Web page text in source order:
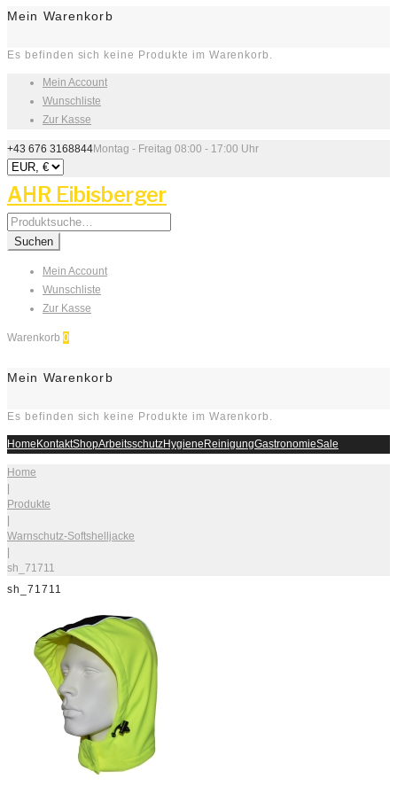
Mein Warenkorb
Es befinden sich keine Produkte im Warenkorb.
Mein Account
Wunschliste
Zur Kasse
+43 676 3168844Montag - Freitag 08:00 - 17:00 Uhr
AHR Eibisberger
Search
for:
Suchen
Mein Account
Wunschliste
Zur Kasse
Warenkorb 0
Mein Warenkorb
Es befinden sich keine Produkte im Warenkorb.
HomeKontaktShopArbeitsschutzHygieneReinigungGastronomieSale
Home
|
Produkte
|
Warnschutz-Softshelljacke
|
sh_71711
sh_71711